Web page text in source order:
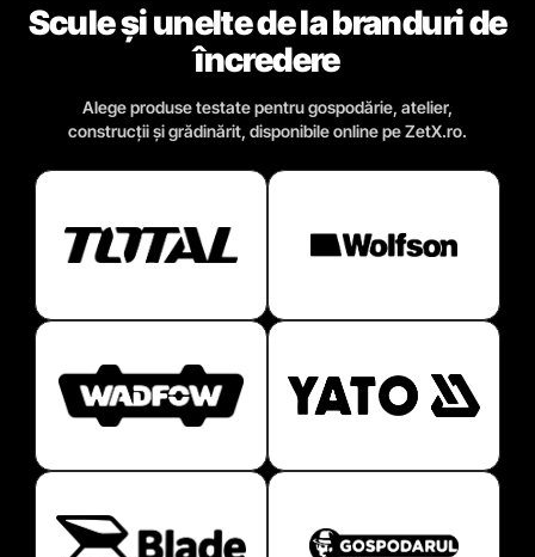
Scule și unelte de la branduri de
încredere
Alege produse testate pentru gospodărie, atelier,
construcții și grădinărit, disponibile online pe ZetX.ro.